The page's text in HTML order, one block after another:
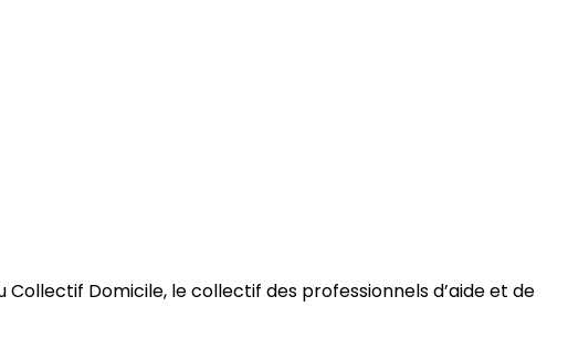
Domicile, le collectif des professionnels d’aide et de